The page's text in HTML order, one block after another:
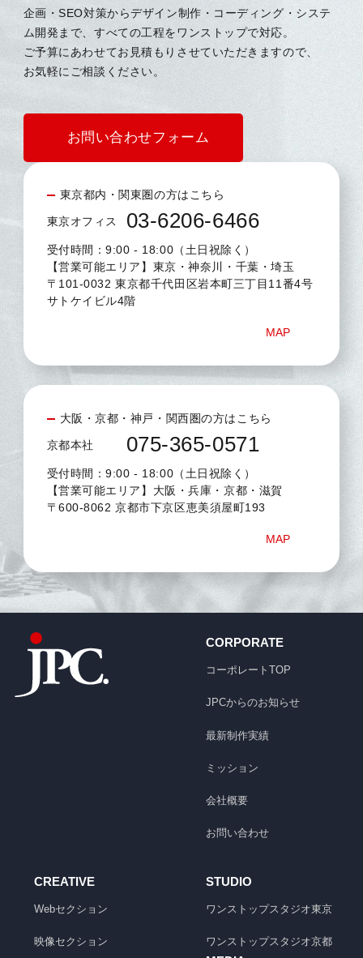
企画・SEO対策からデザイン制作・コーディング・システ
ム開発まで、すべての工程をワンストップで対応。
ご予算にあわせてお見積もりさせていただきますので、
お気軽にご相談ください。
お問い合わせフォーム
東京都内・関東圏の方はこちら
東京オフィス 03-6206-6466
受付時間：9:00 - 18:00（土日祝除く）
【営業可能エリア】東京・神奈川・千葉・埼玉
〒101-0032 東京都千代田区岩本町三丁目11番4号
サトケイビル4階
MAP
大阪・京都・神戸・関西圏の方はこちら
京都本社 075-365-0571
受付時間：9:00 - 18:00（土日祝除く）
【営業可能エリア】大阪・兵庫・京都・滋賀
〒600-8062 京都市下京区恵美須屋町193
MAP
CORPORATE
コーポレートTOP
JPCからのお知らせ
最新制作実績
ミッション
会社概要
お問い合わせ
CREATIVE
Webセクション
映像セクション
STUDIO
ワンストップスタジオ東京
ワンストップスタジオ京都